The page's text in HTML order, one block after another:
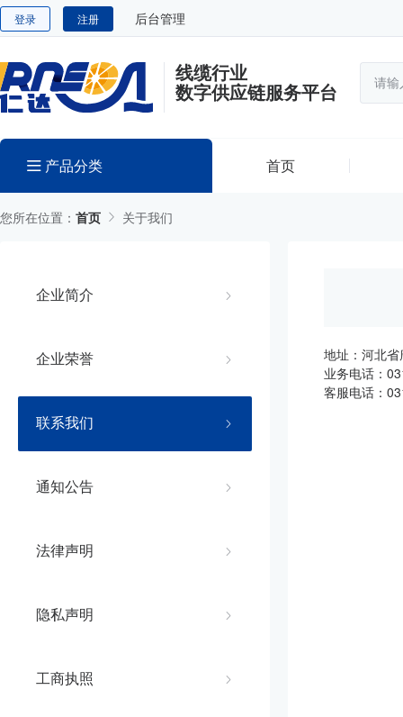
登录 注册 后台管理
线缆行业
数字供应链服务平台
产品分类 首页
您所在位置： 首页 关于我们
企业简介
企业荣誉
联系我们
通知公告
法律声明
隐私声明
工商执照
地址：河北
业务电话：
客服电话：